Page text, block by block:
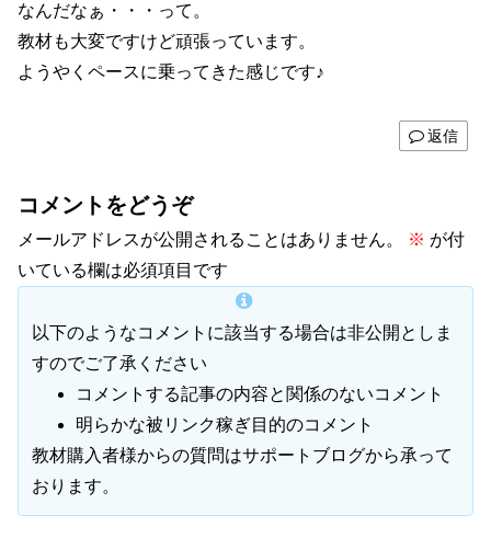
なんだなぁ・・・って。
教材も大変ですけど頑張っています。
ようやくペースに乗ってきた感じです♪
返信
コメントをどうぞ
メールアドレスが公開されることはありません。 ※ が付
いている欄は必須項目です
以下のようなコメントに該当する場合は非公開としま
すのでご了承ください
コメントする記事の内容と関係のないコメント
明らかな被リンク稼ぎ目的のコメント
教材購入者様からの質問はサポートブログから承って
おります。